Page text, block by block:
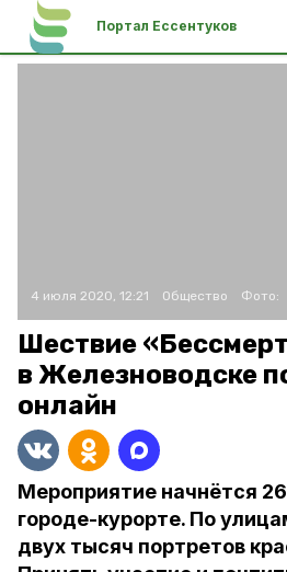
Портал Ессентуков
4 июля 2020, 12:21 Общество Фото:
Шествие
в Железноводске
онлайн
Мероприятие начнётся
городе-курорте. По
двух тысяч портретов